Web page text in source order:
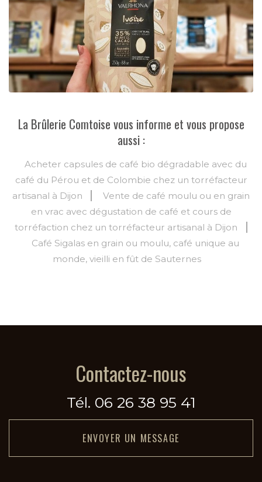
La Brûlerie Comtoise vous informe et vous propose
aussi :
Acheter capsules de café bio dégradable avec du
café du Pérou et de Colombie chez un torréfacteur
artisanal à Dijon
Vente de café moulu ou en grain
en vrac avec dégustation de café et cours de
torréfaction chez un torréfacteur artisanal à Dijon
Café Sigalas en grain ou moulu, café unique au
monde, vieilli en fût de Sauternes
Contactez-nous
Tél. 06 26 38 95 41
ENVOYER UN MESSAGE